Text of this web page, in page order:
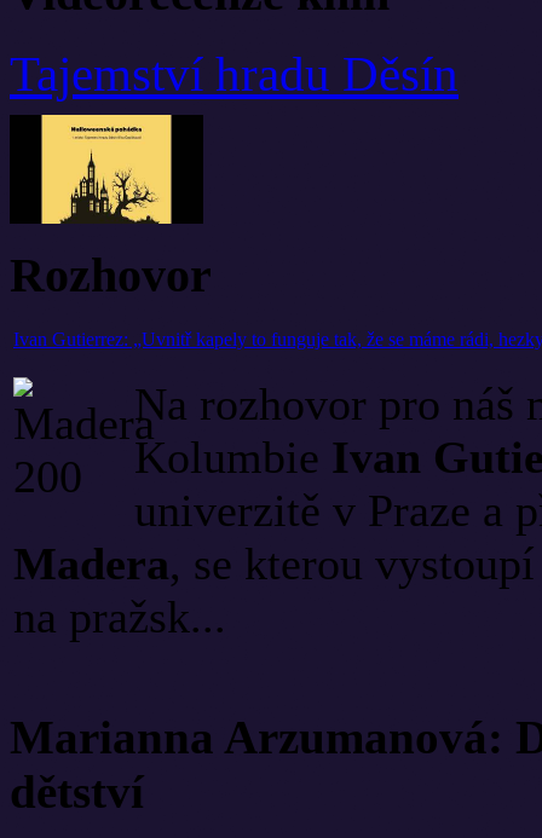
Tajemství hradu Děsín
Rozhovor
Ivan Gutierrez: „Uvnitř kapely to funguje tak, že se máme rádi,
Na rozhovor pro náš
Kolumbie Ivan
univerzitě v Praze a
Madera, se kterou
na pražsk...
Marianna Arzumanová:
dětství